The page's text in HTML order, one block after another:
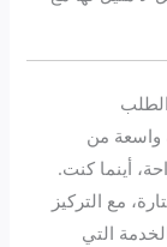
من
أينما كنت.
مع التركيز
التي